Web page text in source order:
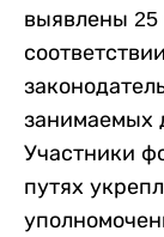
выявлены
занимаемых
Участники
путях